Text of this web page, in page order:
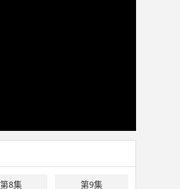
第8集 第9集